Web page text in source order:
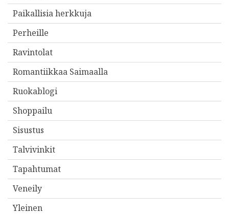
Paikallisia herkkuja
Perheille
Ravintolat
Romantiikkaa Saimaalla
Ruokablogi
Shoppailu
Sisustus
Talvivinkit
Tapahtumat
Veneily
Yleinen